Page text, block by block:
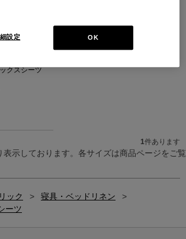
クスシーツ
1件あります
示しております。各サイズは商品ページをご覧
ック > 寝具・ベッドリネン
>
ーツ
OK
設定